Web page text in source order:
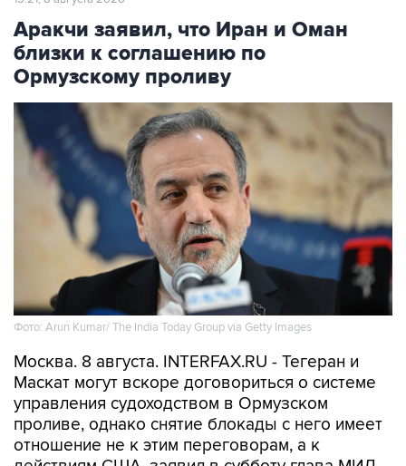
Аракчи заявил, что Иран и Оман
близки к соглашению по
Ормузскому проливу
Фото: Arun Kumar/ The India Today Group via Getty Images
Москва. 8 августа. INTERFAX.RU - Тегеран и
Маскат могут вскоре договориться о системе
управления судоходством в Ормузском
проливе, однако снятие блокады с него имеет
отношение не к этим переговорам, а к